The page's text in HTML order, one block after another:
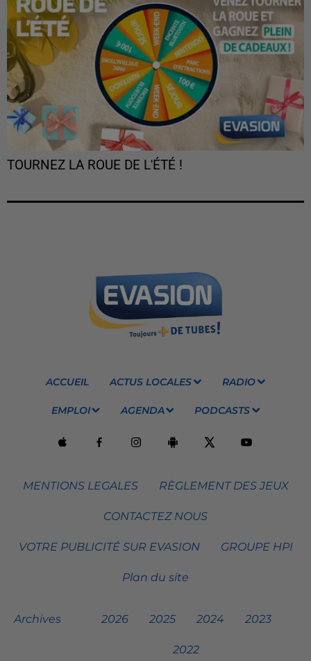
TOURNEZ LA ROUE DE L'ÉTÉ !
ACCUEIL ACTUS LOCALES RADIO
EMPLOI AGENDA PODCASTS
MENTIONS LEGALES RÈGLEMENT DES JEUX
CONTACTEZ NOUS
VOTRE PUBLICITÉ SUR EVASION GROUPE HPI
Plan du site
Archives 2026 2025 2024 2023
2022